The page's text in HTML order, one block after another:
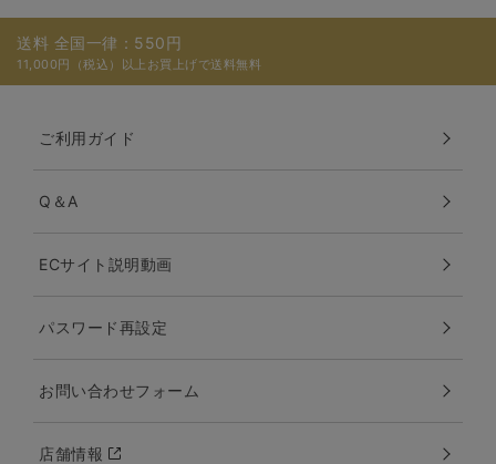
送料 全国一律：550円
11,000円（税込）以上お買上げで送料無料
ご利用ガイド
Q＆A
ECサイト説明動画
パスワード再設定
お問い合わせフォーム
店舗情報